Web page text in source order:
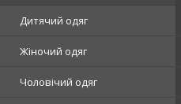
Дитячий одяг
Жіночий одяг
Чоловічий одяг